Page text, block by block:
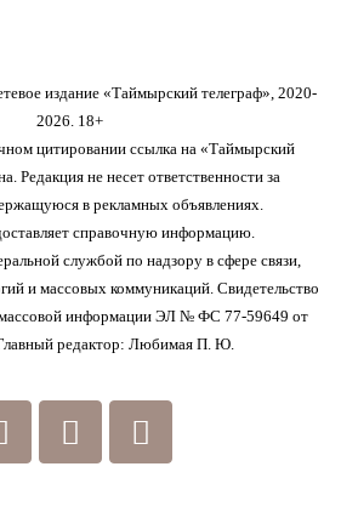
издание «Таймырский телеграф», 2020-
2026. 18+
цитировании ссылка на «Таймырский
Редакция не несет ответственности за
в рекламных объявлениях.
справочную информацию.
службой по надзору в сфере связи,
и массовых коммуникаций. Свидетельство
массовой информации ЭЛ № ФС 77-59649 от
редактор: Любимая П. Ю.